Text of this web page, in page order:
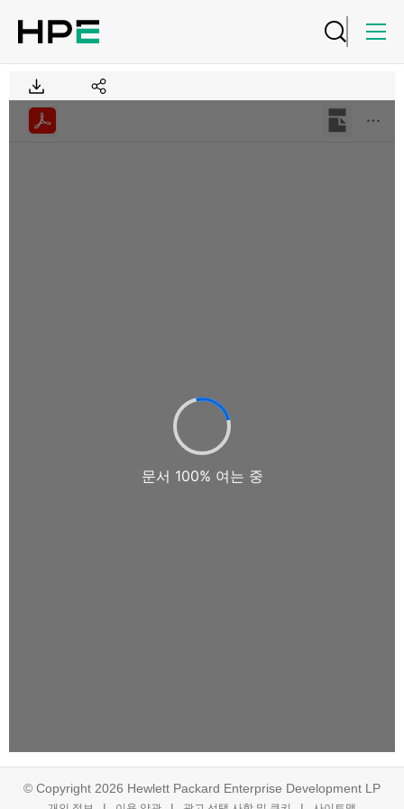
© Copyright 2026 Hewlett Packard Enterprise Development LP